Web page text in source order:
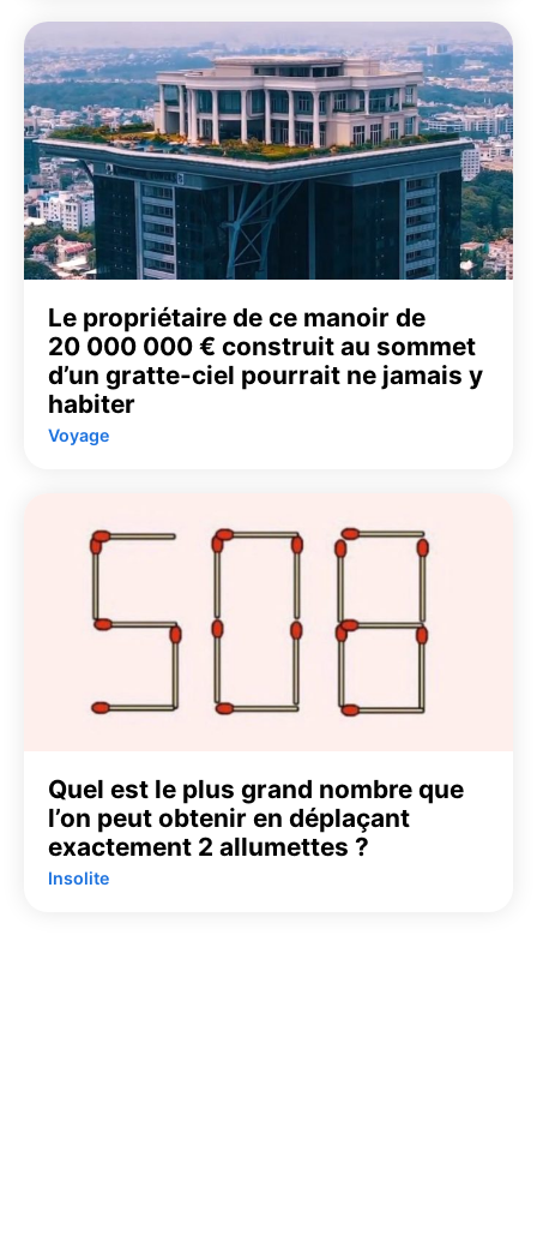
Le propriétaire de ce manoir de
20 000 000 € construit au sommet
d’un gratte-ciel pourrait ne jamais y
habiter
Voyage
Quel est le plus grand nombre que
l’on peut obtenir en déplaçant
exactement 2 allumettes ?
Insolite